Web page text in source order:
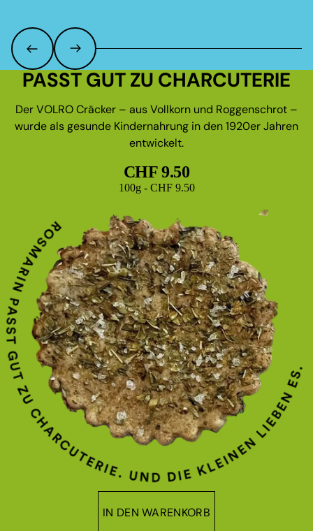
PASST GUT ZU CHARCUTERIE
Der VOLRO Cräcker – aus Vollkorn und Roggenschrot –
wurde als gesunde Kindernahrung in den 1920er Jahren
entwickelt.
CHF 9.50
Grundpreis
100g - CHF 9.50
IN DEN WARENKORB